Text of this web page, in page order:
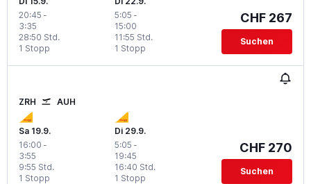
20:45 -
3:35
1 Stopp
28:50 Std.
5:05 -
15:00
1 Stopp
11:55 Std.
CHF 267
Suchen
ZRH AUH
Sa 19.9.
16:00 -
3:55
1 Stopp
9:55 Std.
Di 29.9.
5:05 -
19:45
1 Stopp
16:40 Std.
CHF 270
Suchen